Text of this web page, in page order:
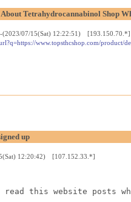
Tetrahydrocannabinol Shop
-(2023/07/15(Sat) 12:22:51) [193.150.70.*]
www.topsthcshop.com/
up
12:20:42) [107.152.33.*]
this website posts